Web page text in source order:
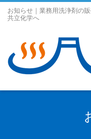
お知らせ｜業務用洗浄剤の
共立化学へ